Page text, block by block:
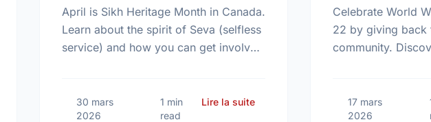
Vimy Ridge Day: A Legacy of Unity and Service
April is Sikh Heritage Month in Canada.
Learn about the spirit of Seva (selfless
service) and how you can get involved
30 mars
2026
1 min
read
Lire la suitesur Celebrating Sikh Heritage Month
Celebrate World
22 by giving back
community.
17 mars
2026